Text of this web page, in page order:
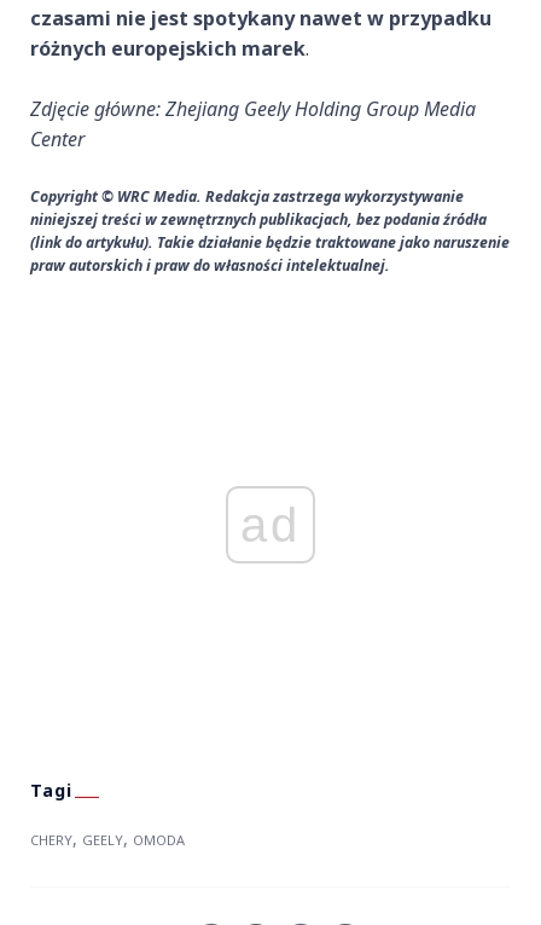
czasami nie jest spotykany nawet w przypadku
różnych europejskich marek.
Zdjęcie główne: Zhejiang Geely Holding Group Media
Center
Copyright © WRC Media. Redakcja zastrzega wykorzystywanie
niniejszej treści w zewnętrznych publikacjach, bez podania źródła
(link do artykułu). Takie działanie będzie traktowane jako naruszenie
praw autorskich i praw do własności intelektualnej.
ad
CHERY, GEELY, OMODA